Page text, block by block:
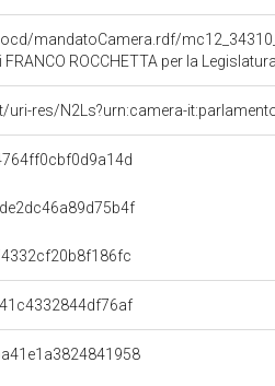
mandatoCamera.rdf/
ROCCHETTA per la
uri-res/N2Ls?urn:camera-